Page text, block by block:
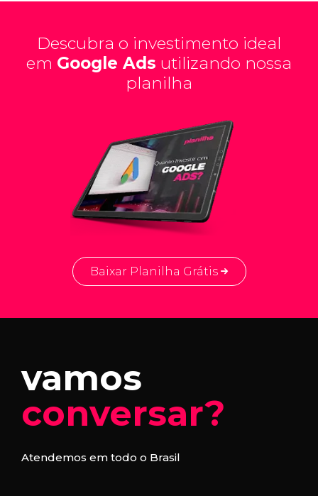
Descubra o investimento ideal
em Google Ads utilizando nossa
planilha
Baixar Planilha Grátis
vamos
conversar?
Atendemos em todo o Brasil